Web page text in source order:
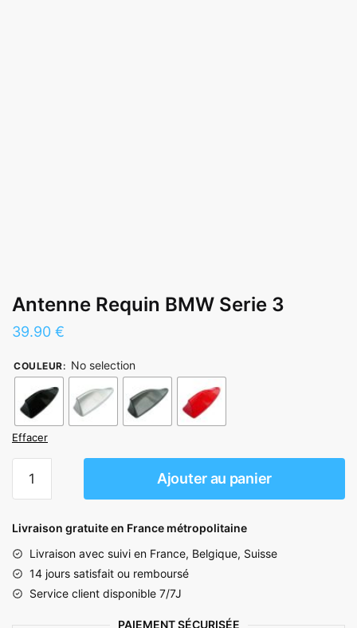
Antenne Requin BMW Serie 3
39.90 €
COULEUR: No selection
Effacer
Requin
Serie
3
Ajouter au panier
Livraison gratuite en France métropolitaine
Livraison avec suivi en France, Belgique, Suisse
14 jours satisfait ou remboursé
Service client disponible 7/7J
PAIEMENT SÉCURISÉE